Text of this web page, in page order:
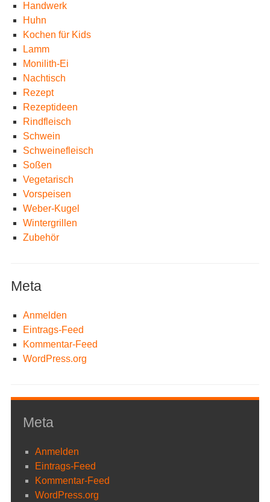
Handwerk
Huhn
Kochen für Kids
Lamm
Monilith-Ei
Nachtisch
Rezept
Rezeptideen
Rindfleisch
Schwein
Schweinefleisch
Soßen
Vegetarisch
Vorspeisen
Weber-Kugel
Wintergrillen
Zubehör
Meta
Anmelden
Eintrags-Feed
Kommentar-Feed
WordPress.org
Meta
Anmelden
Eintrags-Feed
Kommentar-Feed
WordPress.org